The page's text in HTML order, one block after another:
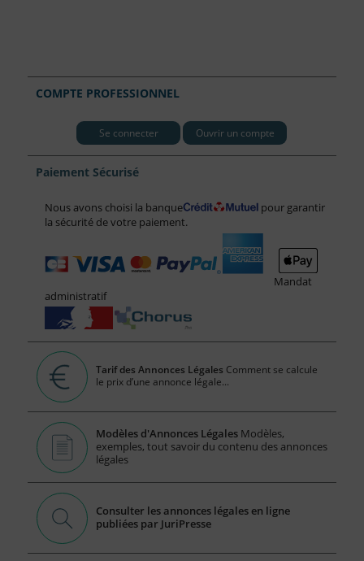
COMPTE PROFESSIONNEL
Se connecter Ouvrir un compte
Paiement Sécurisé
Nous avons choisi la banque
pour garantir
la sécurité de votre paiement.
Mandat
administratif
Tarif des Annonces Légales Comment se calcule
le prix d’une annonce légale...
Modèles d'Annonces Légales Modèles,
exemples, tout savoir du contenu des annonces
légales
Consulter les annonces légales en ligne
publiées par JuriPresse